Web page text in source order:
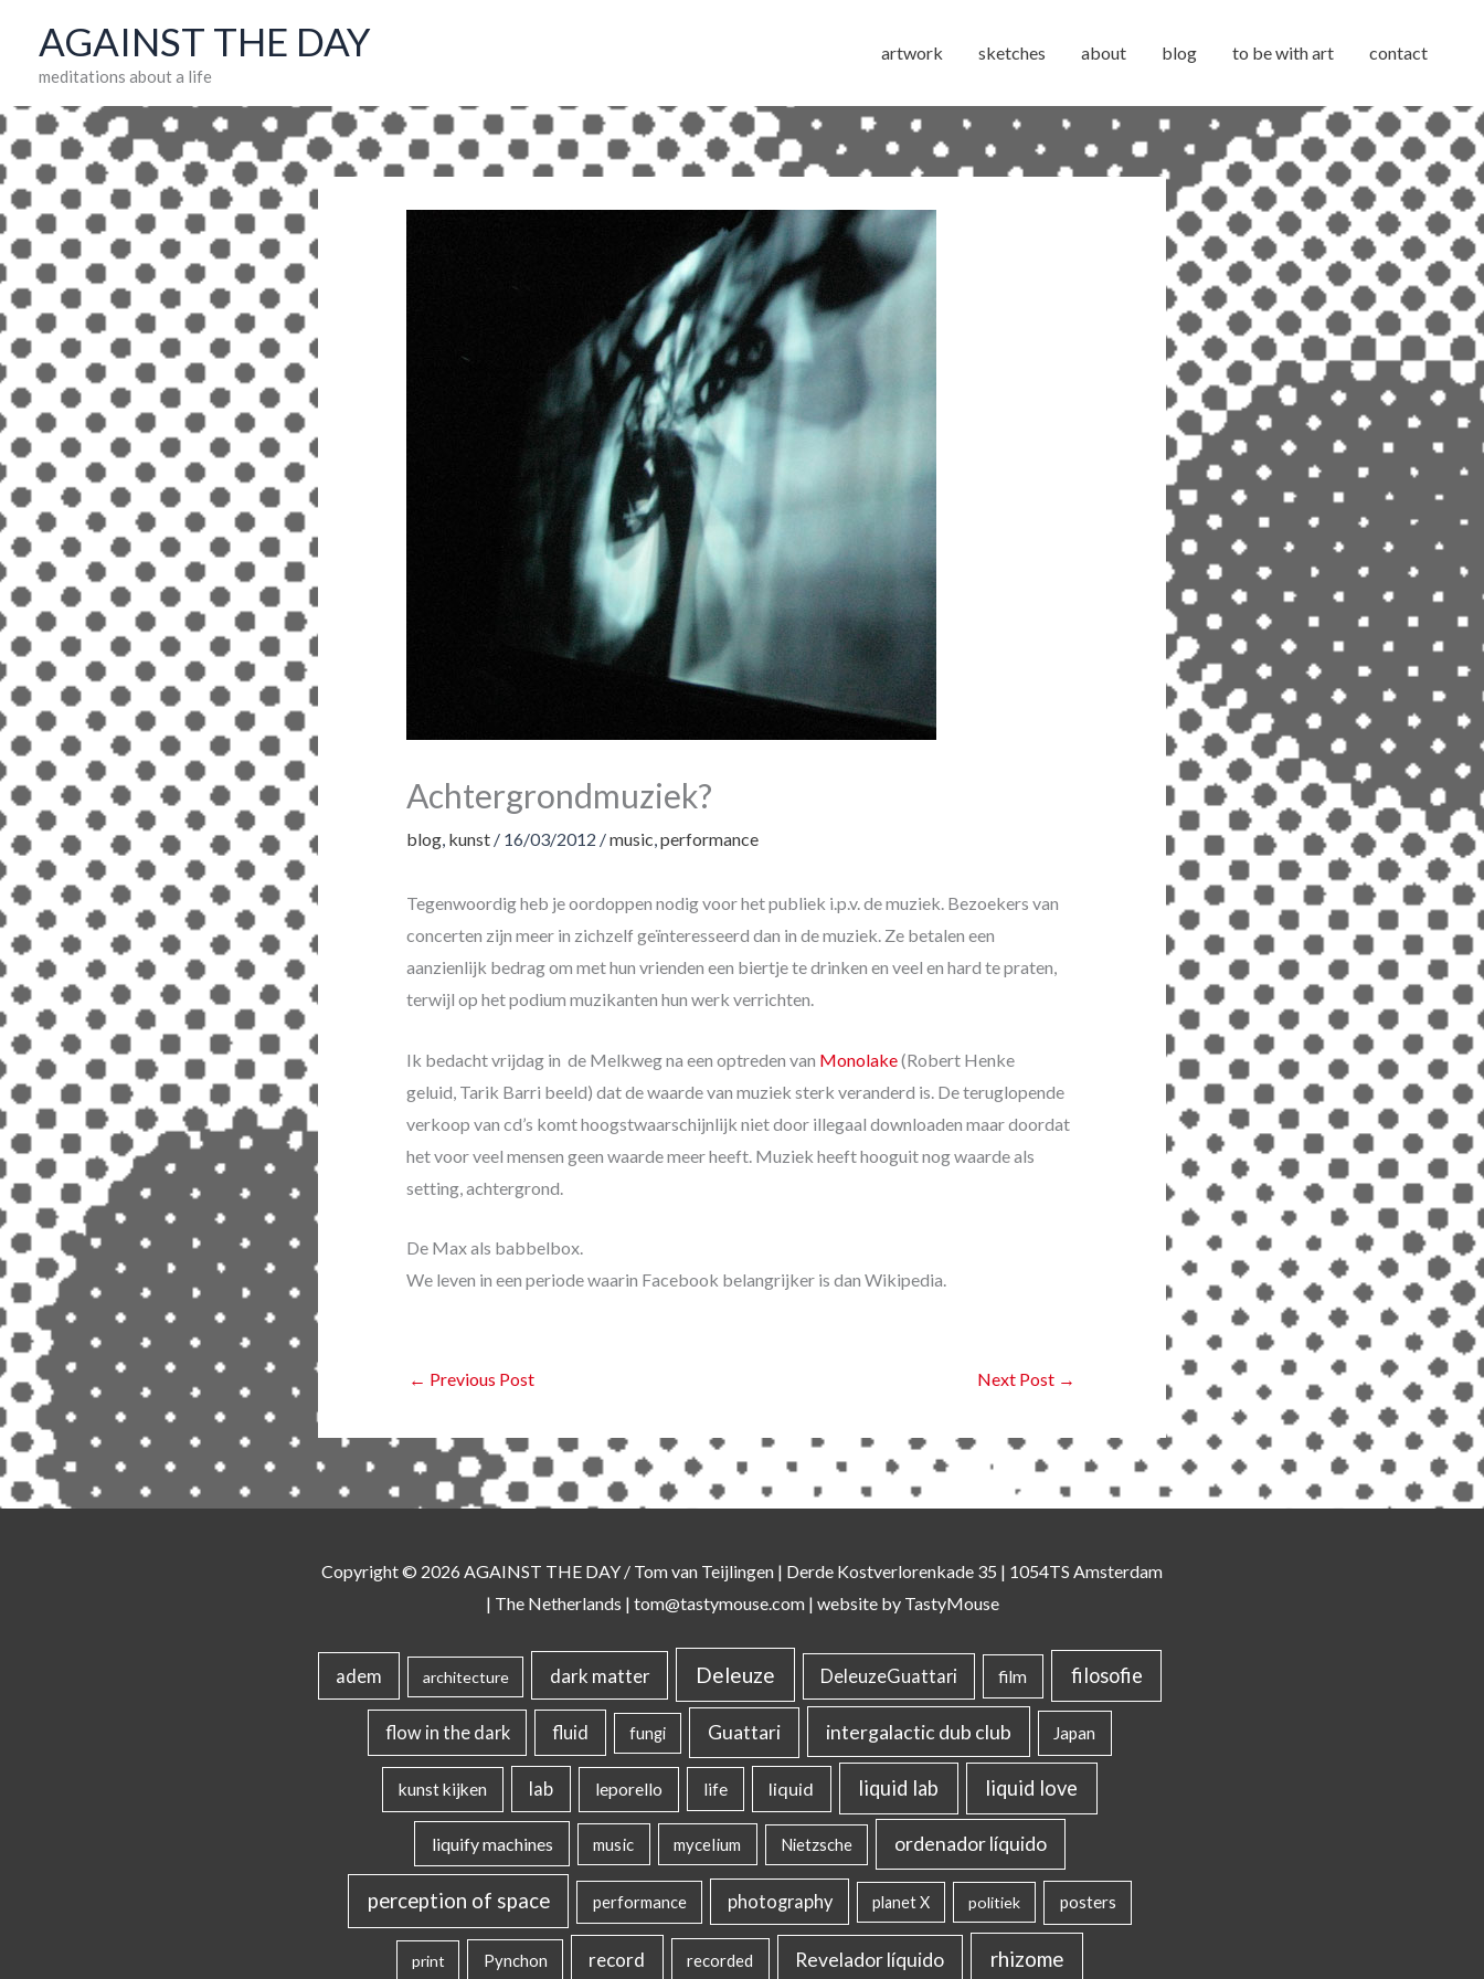
content
AGAINST THE DAY
meditations about a life
artwork sketches about blog to be with art contact
Achtergrondmuziek?
blog, kunst / 16/03/2012 /music,performance
Tegenwoordig heb je oordoppen nodig voor het publiek i.p.v. de muziek. Bezoekers van
concerten zijn meer in zichzelf geïnteresseerd dan in de muziek. Ze betalen een
aanzienlijk bedrag om met hun vrienden een biertje te drinken en veel en hard te praten,
terwijl op het podium muzikanten hun werk verrichten.
Ik bedacht vrijdag in de Melkweg na een optreden van Monolake(Robert Henke
geluid, Tarik Barri beeld) dat de waarde van muziek sterk veranderd is. De teruglopende
verkoop van cd’s komt hoogstwaarschijnlijk niet door illegaal downloaden maar doordat
het voor veel mensen geen waarde meer heeft. Muziek heeft hooguit nog waarde als
setting, achtergrond.
De Max als babbelbox.
We leven in een periode waarin Facebook belangrijker is dan Wikipedia.
← Previous Post Next Post →
Copyright © 2026 AGAINST THE DAY / Tom van Teijlingen | Derde Kostverlorenkade 35 | 1054TS Amsterdam
| The Netherlands | tom@tastymouse.com| website by TastyMouse
adem architecture dark matter Deleuze DeleuzeGuattari film filosofie
flow in the dark fluid fungi Guattari intergalactic dub club Japan
kunst kijken lab leporello life liquid liquid lab liquid love
liquify machines music mycelium Nietzsche ordenador líquido
perception of space performance photography planet X politiek posters
print Pynchon record recorded Revelador líquido rhizome